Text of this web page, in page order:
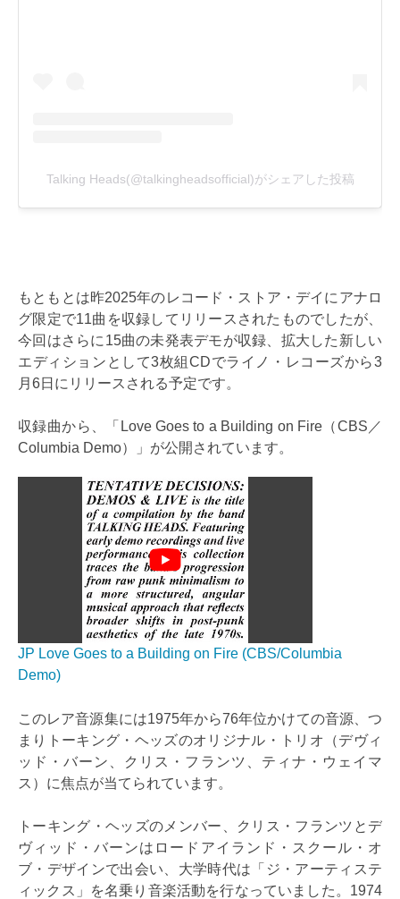
もともとは昨2025年のレコード・ストア・デイにアナロ
グ限定で11曲を収録してリリースされたものでしたが、
今回はさらに15曲の未発表デモが収録、拡大した新しい
エディションとして3枚組CDでライノ・レコーズから3
月6日にリリースされる予定です。
収録曲から、「Love Goes to a Building on Fire（CBS／
Columbia Demo）」が公開されています。
JP Love Goes to a Building on Fire (CBS/Columbia
Demo)
このレア音源集には1975年から76年位かけての音源、つ
まりトーキング・ヘッズのオリジナル・トリオ（デヴィ
ッド・バーン、クリス・フランツ、ティナ・ウェイマ
ス）に焦点が当てられています。
トーキング・ヘッズのメンバー、クリス・フランツとデ
ヴィッド・バーンはロードアイランド・スクール・オ
ブ・デザインで出会い、大学時代は「ジ・アーティステ
ィックス」を名乗り音楽活動を行なっていました。1974